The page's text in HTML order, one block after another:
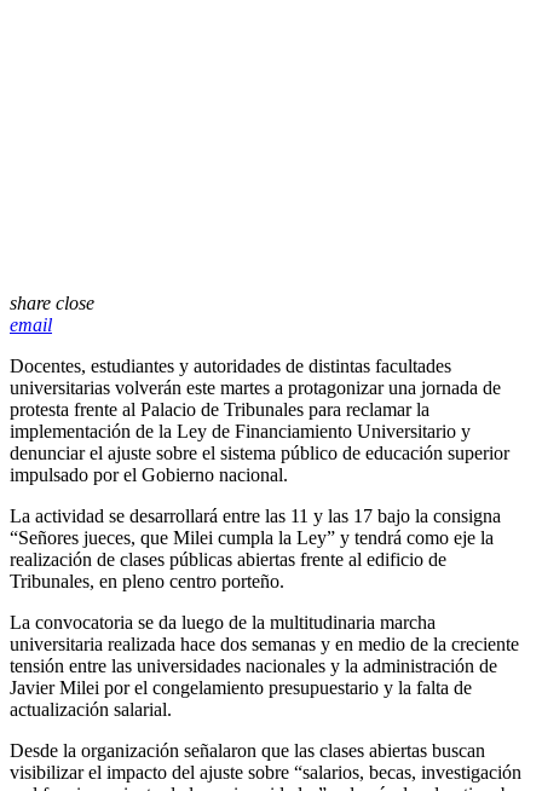
share close
email
Docentes, estudiantes y autoridades de distintas facultades
universitarias volverán este martes a protagonizar una jornada de
protesta frente al Palacio de Tribunales para reclamar la
implementación de la Ley de Financiamiento Universitario y
denunciar el ajuste sobre el sistema público de educación superior
impulsado por el Gobierno nacional.
La actividad se desarrollará entre las 11 y las 17 bajo la consigna
“Señores jueces, que Milei cumpla la Ley” y tendrá como eje la
realización de clases públicas abiertas frente al edificio de
Tribunales, en pleno centro porteño.
La convocatoria se da luego de la multitudinaria marcha
universitaria realizada hace dos semanas y en medio de la creciente
tensión entre las universidades nacionales y la administración de
Javier Milei por el congelamiento presupuestario y la falta de
actualización salarial.
Desde la organización señalaron que las clases abiertas buscan
visibilizar el impacto del ajuste sobre “salarios, becas, investigación